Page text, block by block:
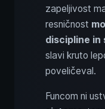
zapeljivost
resničnost
discipline in
slavi kruto
poveličeval.
Funcom ni